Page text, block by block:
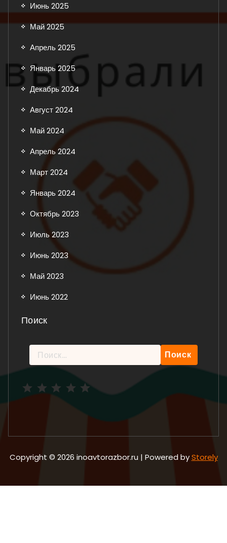
Июнь 2025
Май 2025
Апрель 2025
Январь 2025
Декабрь 2024
Август 2024
Май 2024
Апрель 2024
Март 2024
Январь 2024
Октябрь 2023
Июль 2023
Июнь 2023
Май 2023
Июнь 2022
Поиск
Найти:
Copyright © 2026 inoavtorazbor.ru | Powered byStorely